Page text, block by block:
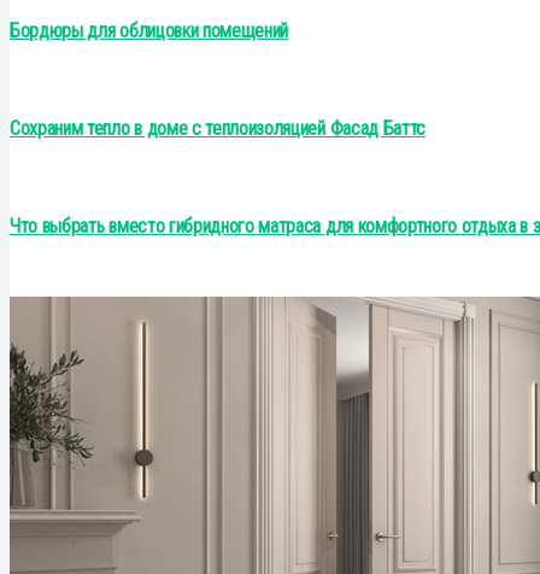
Бордюры для облицовки помещений
Сохраним тепло в доме с теплоизоляцией Фасад Баттс
Что выбрать вместо гибридного матраса для комфортного отдыха в